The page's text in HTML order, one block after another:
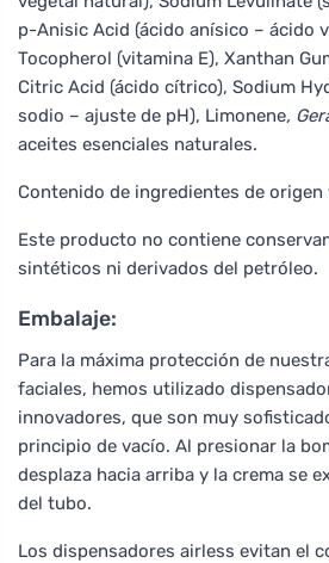
p-Anisic Acid (ácido anísico – ácido
Tocopherol (vitamina E), Xanthan
Citric Acid (ácido cítrico), Sodium
sodio – ajuste de pH), Limonene,
aceites esenciales naturales.
Contenido de ingredientes de origen
Este producto no contiene
sintéticos ni derivados del petróleo.
Embalaje:
Para la máxima protección de
faciales, hemos utilizado
innovadores, que son muy
principio de vacío. Al presionar la
desplaza hacia arriba y la crema se
del tubo.
Los dispensadores airless evitan el